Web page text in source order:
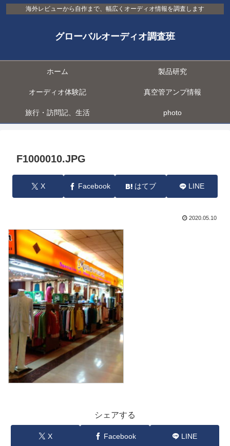
海外レビューから自作まで、幅広くオーディオ情報を調査します
グローバルオーディオ調査班
ホーム 製品研究
オーディオ体験記 真空管アンプ情報
旅行・訪問記、生活 photo
F1000010.JPG
X Facebook はてブ LINE
2020.05.10
シェアする
X Facebook LINE